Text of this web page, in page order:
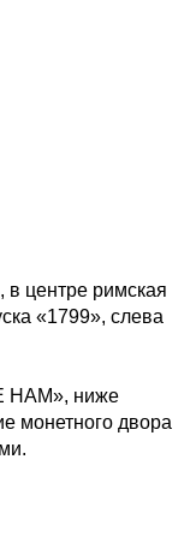
центре римская
«1799», слева
НАМ», ниже
монетного двора